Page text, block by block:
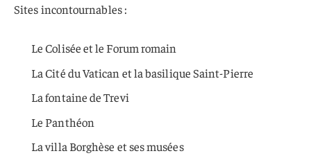
Sites incontournables :
Le Colisée et le Forum romain
La Cité du Vatican et la basilique Saint-Pierre
La fontaine de Trevi
Le Panthéon
La villa Borghèse et ses musées